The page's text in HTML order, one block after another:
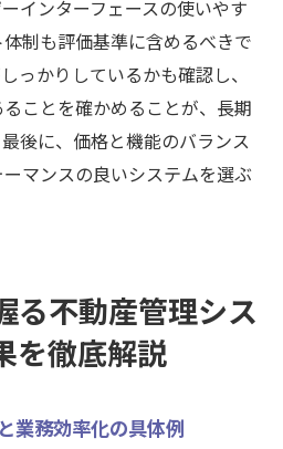
現する最新技術とその活用
化で顧客信頼を得る方法
おくべきセキュリティの基
献するシステム活用のコツ
した不動産管理の効率化事
競争優位性を築く戦略
インターフェースの使いやす
制も評価基準に含めるべきで
っかりしているかも確認し、
ことを確かめることが、長期
後に、価格と機能のバランス
マンスの良いシステムを選ぶ
る不動産管理シス
を徹底解説
業務効率化の具体例